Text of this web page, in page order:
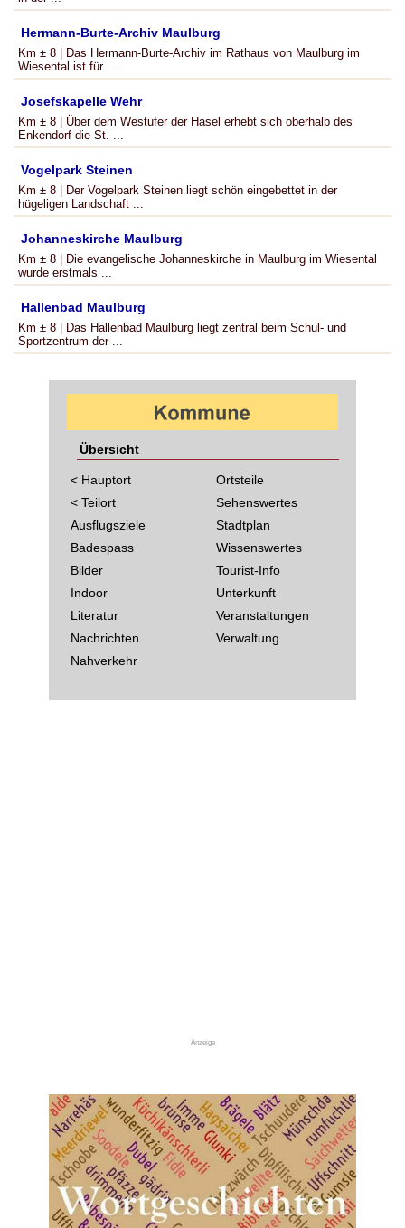
Hermann-Burte-Archiv Maulburg
Km ± 8 | Das Hermann-Burte-Archiv im Rathaus von Maulburg im
Wiesental ist für ...
Josefskapelle Wehr
Km ± 8 | Über dem Westufer der Hasel erhebt sich oberhalb des
Enkendorf die St. ...
Vogelpark Steinen
Km ± 8 | Der Vogelpark Steinen liegt schön eingebettet in der
hügeligen Landschaft ...
Johanneskirche Maulburg
Km ± 8 | Die evangelische Johanneskirche in Maulburg im Wiesental
wurde erstmals ...
Hallenbad Maulburg
Km ± 8 | Das Hallenbad Maulburg liegt zentral beim Schul- und
Sportzentrum der ...
Übersicht
< Hauptort
< Teilort
Ausflugsziele
Badespass
Bilder
Indoor
Literatur
Nachrichten
Nahverkehr
Ortsteile
Sehenswertes
Stadtplan
Wissenswertes
Tourist-Info
Unterkunft
Veranstaltungen
Verwaltung
Anzeige